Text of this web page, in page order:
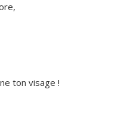
ton visage !